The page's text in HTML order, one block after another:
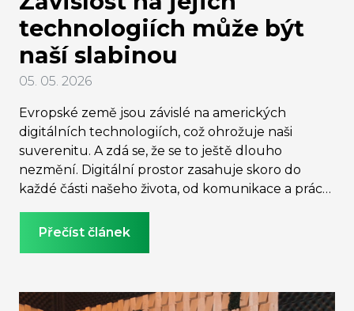
technologiích může být
naší slabinou
05. 05. 2026
Evropské země jsou závislé na amerických
digitálních technologiích, což ohrožuje naši
suverenitu. A zdá se, že se to ještě dlouho
nezmění. Digitální prostor zasahuje skoro do
každé části našeho života, od komunikace a práce
bankovnictví, týká se to také ukládání citlivých
nejen v obraně, ale i v digitální sféře. Nejčernější
Přečíst článek